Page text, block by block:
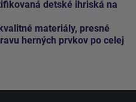
detské ihriská na
materiály, presné
herných prvkov po celej